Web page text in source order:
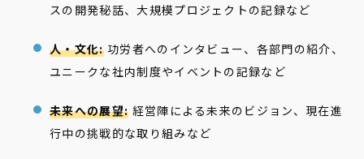
スの開発秘話、大規模プロジェクトの記録など
人・文化:功労者へのインタビュー、各部門の紹介、
ユニークな社内制度やイベントの記録など
未来への展望: 経営陣による未来のビジョン、現在進
行中の挑戦的な取り組みなど